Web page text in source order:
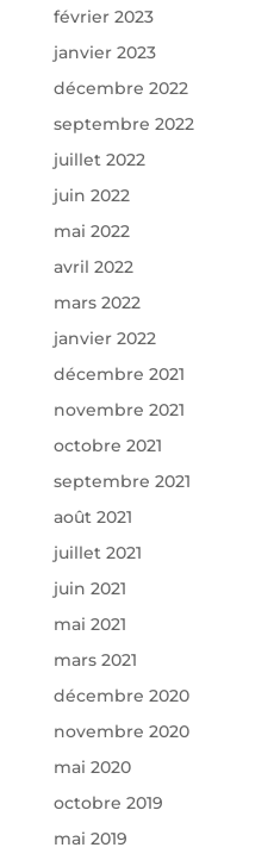
février 2023
janvier 2023
décembre 2022
septembre 2022
juillet 2022
juin 2022
mai 2022
avril 2022
mars 2022
janvier 2022
décembre 2021
novembre 2021
octobre 2021
septembre 2021
août 2021
juillet 2021
juin 2021
mai 2021
mars 2021
décembre 2020
novembre 2020
mai 2020
octobre 2019
mai 2019